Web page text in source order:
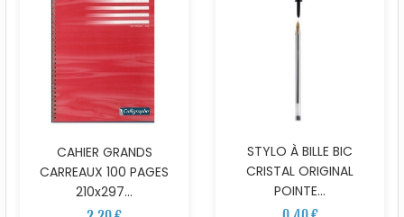
CAHIER GRANDS
CARREAUX 100 PAGES
210x297...
STYLO À BILLE BIC
CRISTAL ORIGINAL
POINTE...